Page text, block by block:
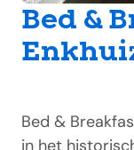
Bed &
Bed &
in het